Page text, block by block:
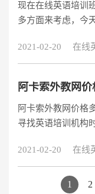
现在在线英语培训
多方面来考虑，今
这么受欢迎。
2021-02-20 在线
阿卡索外教网价格
寻找英语培训机构
线英语培训机构的
然而，市面上有一
低。那么为什么阿
2021-02-20 在线
1 2